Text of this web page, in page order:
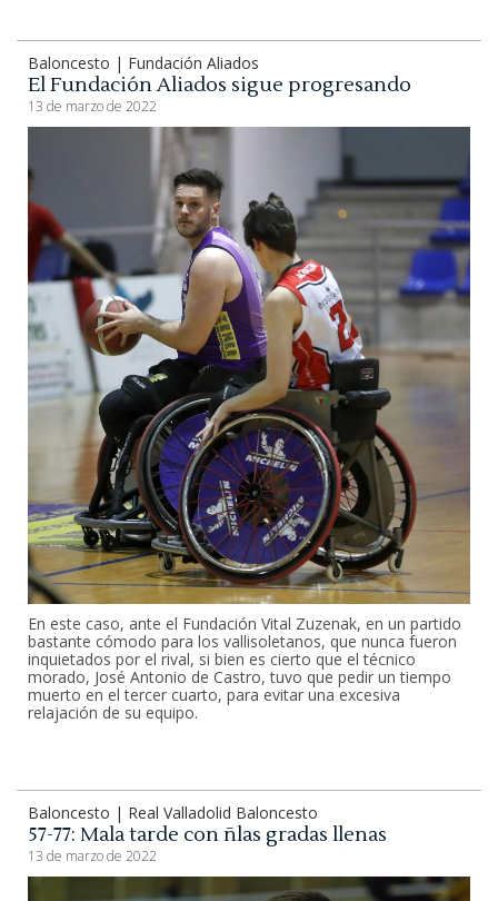
Baloncesto | Fundación Aliados
El Fundación Aliados sigue progresando
13 de marzo de 2022
En este caso, ante el Fundación Vital Zuzenak, en un partido
bastante cómodo para los vallisoletanos, que nunca fueron
inquietados por el rival, si bien es cierto que el técnico
morado, José Antonio de Castro, tuvo que pedir un tiempo
muerto en el tercer cuarto, para evitar una excesiva
relajación de su equipo.
Baloncesto | Real Valladolid Baloncesto
57-77: Mala tarde con ñlas gradas llenas
13 de marzo de 2022